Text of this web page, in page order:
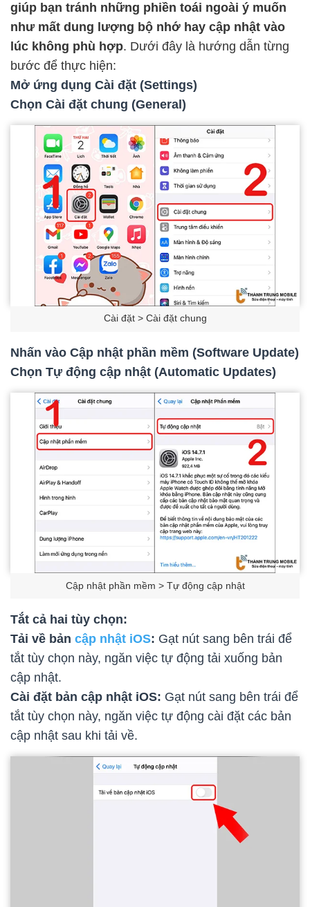
giúp bạn tránh những phiền toái ngoài ý muốn
như mất dung lượng bộ nhớ hay cập nhật vào
lúc không phù hợp. Dưới đây là hướng dẫn từng
bước để thực hiện:
Mở ứng dụng Cài đặt (Settings)
Chọn Cài đặt chung (General)
Cài đặt > Cài đặt chung
Nhấn vào Cập nhật phần mềm (Software Update)
Chọn Tự động cập nhật (Automatic Updates)
Cập nhật phần mềm > Tự động cập nhật
Tắt cả hai tùy chọn:
Tải về bản cập nhật iOS: Gạt nút sang bên trái để
tắt tùy chọn này, ngăn việc tự động tải xuống bản
cập nhật.
Cài đặt bản cập nhật iOS: Gạt nút sang bên trái để
tắt tùy chọn này, ngăn việc tự động cài đặt các bản
cập nhật sau khi tải về.